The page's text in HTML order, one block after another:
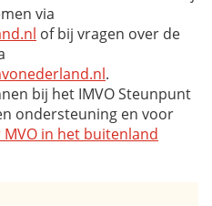
via
of bij vragen over de
.
bij het IMVO Steunpunt
ondersteuning en voor
in het buitenland